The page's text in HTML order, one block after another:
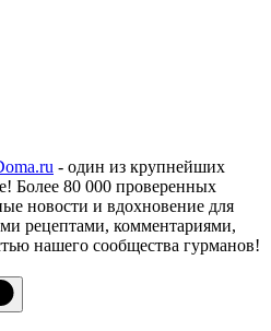
- один из крупнейших
Более 80 000 проверенных
новости и вдохновение для
рецептами, комментариями,
нашего сообщества гурманов!